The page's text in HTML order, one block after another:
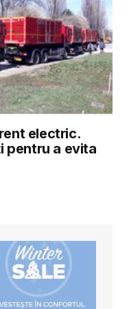
electric.
pentru a evita